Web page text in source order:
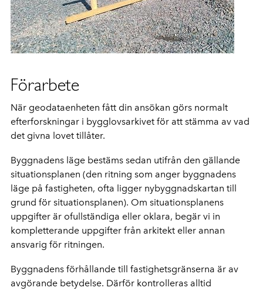
Förarbete
När geodataenheten fått din ansökan görs normalt
efterforskningar i bygglovsarkivet för att stämma av vad
det givna lovet tillåter.
Byggnadens läge bestäms sedan utifrån den gällande
situationsplanen (den ritning som anger byggnadens
läge på fastigheten, ofta ligger nybyggnadskartan till
grund för situationsplanen). Om situationsplanens
uppgifter är ofullständiga eller oklara, begär vi in
kompletterande uppgifter från arkitekt eller annan
ansvarig för ritningen.
Byggnadens förhållande till fastighetsgränserna är av
avgörande betydelse. Därför kontrolleras alltid